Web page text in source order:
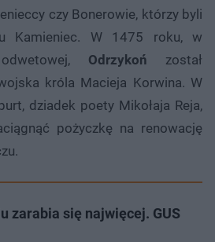
czy Bonerowie, którzy byli
Kamieniec. W 1475 roku, w
Odrzykoń został
króla Macieja Korwina. W
dziadek poety Mikołaja Reja,
pożyczkę na renowację
zarabia się najwięcej. GUS